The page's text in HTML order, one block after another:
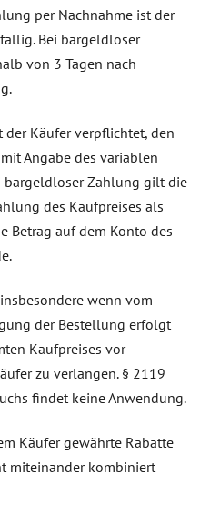
per Nachnahme ist der
Bei bargeldloser
von 3 Tagen nach
Käufer verpflichtet, den
Angabe des variablen
bargeldloser Zahlung gilt die
des Kaufpreises als
Betrag auf dem Konto des
wenn vom
der Bestellung erfolgt
Kaufpreises vor
zu verlangen. § 2119
findet keine Anwendung.
Käufer gewährte Rabatte
miteinander kombiniert